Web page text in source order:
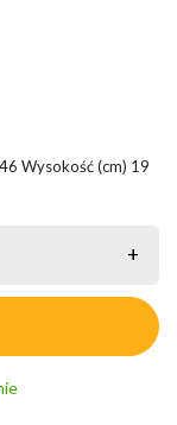
Wysokość (cm) 19
+